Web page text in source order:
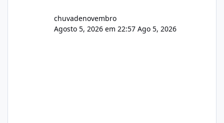
chuvadenovembro
Agosto 5, 2026 em 22:57 Ago 5, 2026